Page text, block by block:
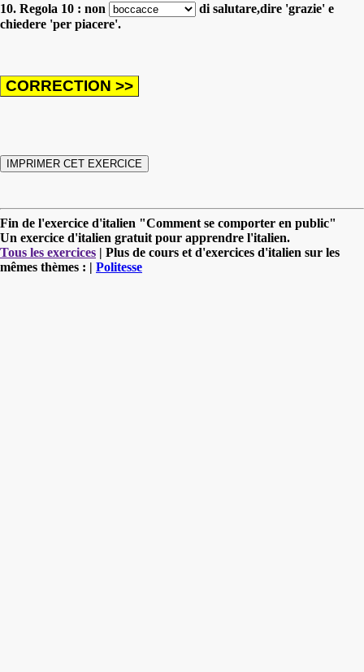
10. Regola 10 : non
di salutare,dire 'grazie' e
chiedere 'per piacere'.
Fin de l'exercice d'italien "Comment se comporter en public"
Un exercice d'italien gratuit pour apprendre l'italien.
Tous les exercices | Plus de cours et d'exercices d'italien sur les
mêmes thèmes : | Politesse